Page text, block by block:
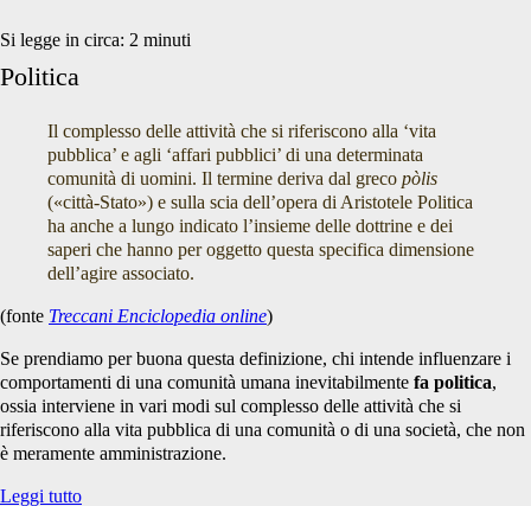
Si legge in circa: 2 minuti
Politica
Il complesso delle attività che si riferiscono alla ‘vita
pubblica’ e agli ‘affari pubblici’ di una determinata
comunità di uomini. Il termine deriva dal greco pòlis
(«città-Stato») e sulla scia dell’opera di Aristotele Politica
ha anche a lungo indicato l’insieme delle dottrine e dei
saperi che hanno per oggetto questa specifica dimensione
dell’agire associato.
(fonte Treccani Enciclopedia online)
Se prendiamo per buona questa definizione, chi intende influenzare i
comportamenti di una comunità umana inevitabilmente fa politica,
ossia interviene in vari modi sul complesso delle attività che si
riferiscono alla vita pubblica di una comunità o di una società, che non
è meramente amministrazione.
Leggi tuttoSull'”antispecismo